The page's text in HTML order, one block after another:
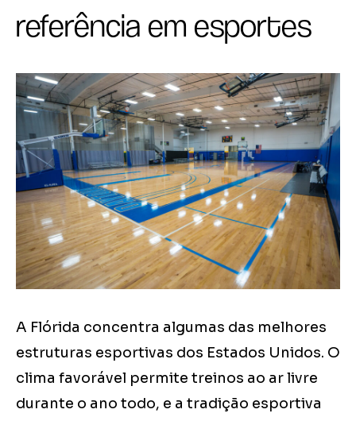
referência em esportes
A Flórida concentra algumas das melhores
estruturas esportivas dos Estados Unidos. O
clima favorável permite treinos ao ar livre
durante o ano todo, e a tradição esportiva